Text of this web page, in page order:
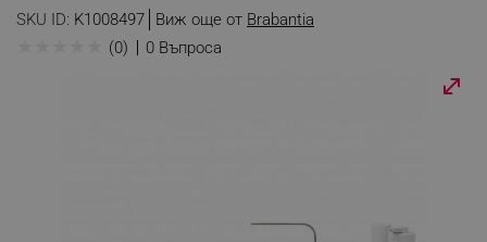
SKU ID: K1008497 Виж още от Brabantia
(0) 0 Въпроса